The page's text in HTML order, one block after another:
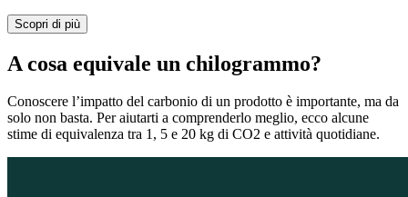
Scopri di più
A cosa equivale un chilogrammo?
Conoscere l’impatto del carbonio di un prodotto è importante, ma da
solo non basta. Per aiutarti a comprenderlo meglio, ecco alcune
stime di equivalenza tra 1, 5 e 20 kg di CO2 e attività quotidiane.